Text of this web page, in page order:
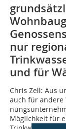
nur
und für
Chris Zell: Aus
auch für andere
Möglichkeit für